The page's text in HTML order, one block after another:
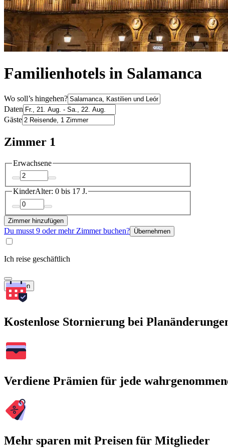
Familienhotels in Salamanca
Wo soll’s hingehen?
Daten
Gäste
Zimmer 1
Erwachsene
KinderAlter: 0 bis 17 J.
Zimmer hinzufügen
Du musst 9 oder mehr Zimmer buchen? Übernehmen
Ich reise geschäftlich
Suchen
Kostenlose Stornierung bei
Verdiene Prämien für jede
Mehr sparen mit Preisen für Mitglieder